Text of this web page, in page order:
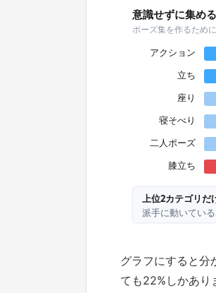
グラフにすると分
ても22%しかあり